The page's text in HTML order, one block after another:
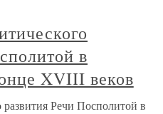
в
XVIII веков
Речи Посполитой в